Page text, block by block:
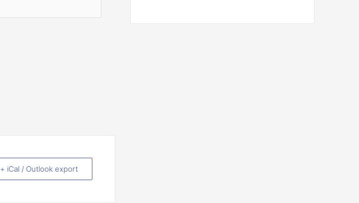
+ iCal / Outlook export